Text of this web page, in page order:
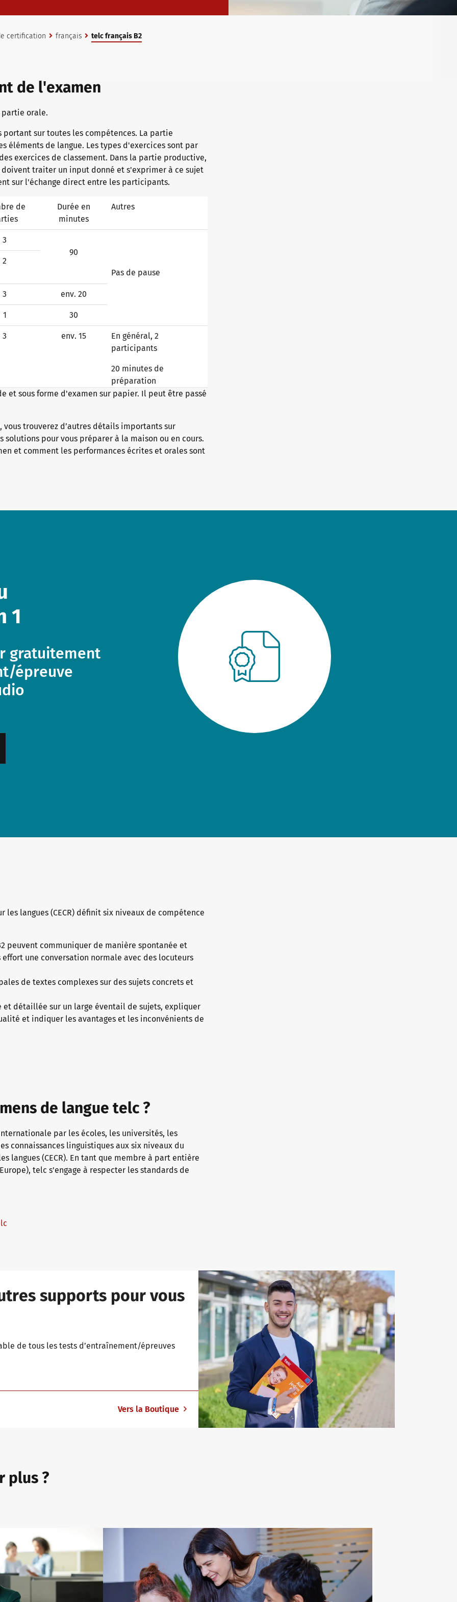
certification français telc français B2
de l'examen
partie orale.
sur toutes les compétences. La partie
éléments de langue. Les types d'exercices sont par
exercices de classement. Dans la partie productive,
traiter un input donné et s'exprimer à ce sujet
sur l'échange direct entre les participants.
de
Durée en
minutes
Autres
3
90
Pas de pause
2
3 env. 20
1 30
3 env. 15
En général, 2
participants
20 minutes de
préparation
et sous forme d'examen sur papier. Il peut être passé
trouverez d’autres détails importants sur
solutions pour vous préparer à la maison ou en cours.
et comment les performances écrites et orales sont
1
gratuitement
épreuve
les langues (CECR) définit six niveaux de compétence
peuvent communiquer de manière spontanée et
une conversation normale avec des locuteurs
de textes complexes sur des sujets concrets et
détaillée sur un large éventail de sujets, expliquer
et indiquer les avantages et les inconvénients de
de langue telc ?
par les écoles, les universités, les
connaissances linguistiques aux six niveaux du
langues (CECR). En tant que membre à part entière
telc s'engage à respecter les standards de
supports pour vous
de tous les tests d’entraînement/épreuves
Vers la Boutique
plus ?